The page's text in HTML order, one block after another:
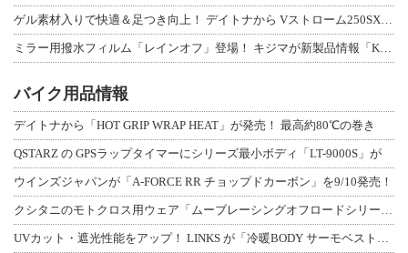
ゲル素材入りで快適＆足つき向上！ デイトナから Vストローム250SX用「快適ロ
ミラー用撥水フィルム「レインオフ」登場！ キジマが新製品情報「KIJIMA NE
バイク用品情報
デイトナから「HOT GRIP WRAP HEAT」が発売！ 最高約80℃の巻き
QSTARZ の GPSラップタイマーにシリーズ最小ボディ「LT-9000S」が
ウインズジャパンが「A-FORCE RR チョップドカーボン」を9/10発売！
クシタニのモトクロス用ウェア「ムーブレーシングオフロードシリーズ」3アイテムが登
UVカット・遮光性能をアップ！ LINKS が「冷暖BODY サーモベスト」改良